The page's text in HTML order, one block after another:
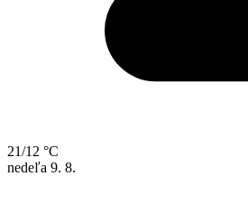
21/12 °C
nedeľa 9. 8.